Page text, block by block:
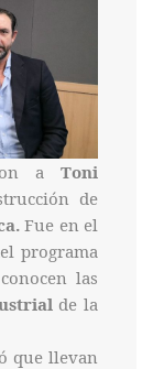
a Toni
de
Fue en el
programa
las
de la
que llevan